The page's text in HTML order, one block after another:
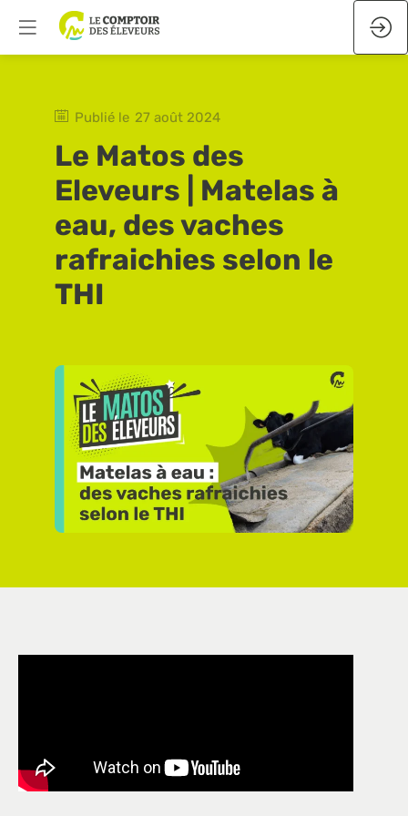
Publié le 27 août 2024
Le Matos des
Eleveurs | Matelas à
eau, des vaches
rafraichies selon le
THI